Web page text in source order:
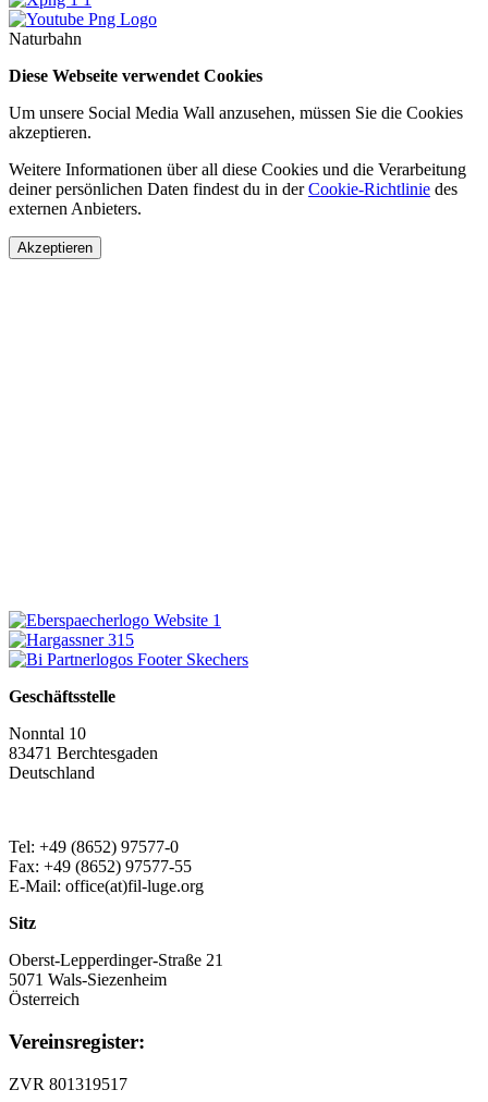
Naturbahn
Diese Webseite verwendet Cookies
Um unsere Social Media Wall anzusehen, müssen Sie die Cookies
akzeptieren.
Weitere Informationen über all diese Cookies und die Verarbeitung
deiner persönlichen Daten findest du in derCookie-Richtlinie des
externen Anbieters.
Akzeptieren
Geschäftsstelle
Nonntal 10
83471 Berchtesgaden
Deutschland
Tel: +49 (8652) 97577-0
Fax: +49 (8652) 97577-55
E-Mail: office(at)fil-luge.org
Sitz
Oberst-Lepperdinger-Straße 21
5071 Wals-Siezenheim
Österreich
Vereinsregister:
ZVR 801319517